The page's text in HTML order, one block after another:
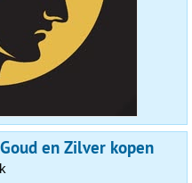
en Zilver kopen